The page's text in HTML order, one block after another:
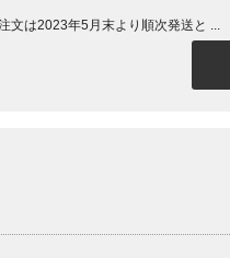
文は2023年5月末より順次発送と ...